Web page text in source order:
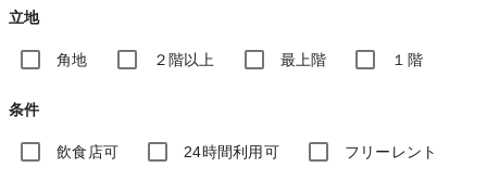
立地
角地 ２階以上 最上階 １階
条件
飲食店可 24時間利用可 フリーレント